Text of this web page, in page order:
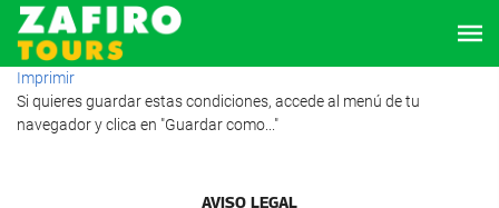
Imprimir
Si quieres guardar estas condiciones, accede al menú de tu
navegador y clica en "Guardar como..."
AVISO LEGAL